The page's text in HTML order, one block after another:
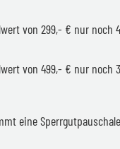
von 299,- € nur noch
von 499,- € nur noch
eine